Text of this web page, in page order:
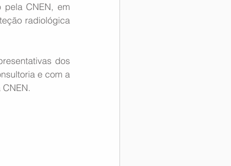
pela CNEN, em
radiológica
dos
e com a